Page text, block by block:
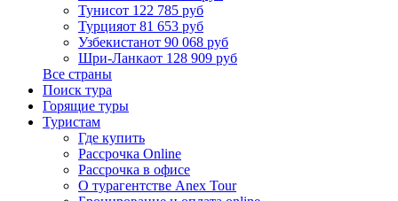
Тунисот 122 785 руб
Турцияот 81 653 руб
Узбекистанот 90 068 руб
Шри-Ланкаот 128 909 руб
Все страны
Поиск тура
Горящие туры
Туристам
Где купить
Рассрочка Online
Рассрочка в офисе
О турагентстве Anex Tour